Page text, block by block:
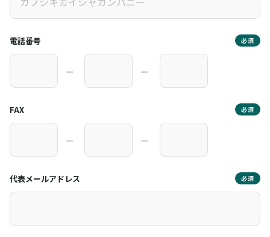
電話番号 必須
― ―
FAX 必須
― ―
代表メールアドレス 必須